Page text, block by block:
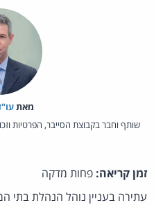
מאת‏
שותף וחבר בקבוצת הסייבר, הפרטיות
זמן קריאה: פחות מדקה
עתירה בעניין נוהל הנהלת בתי